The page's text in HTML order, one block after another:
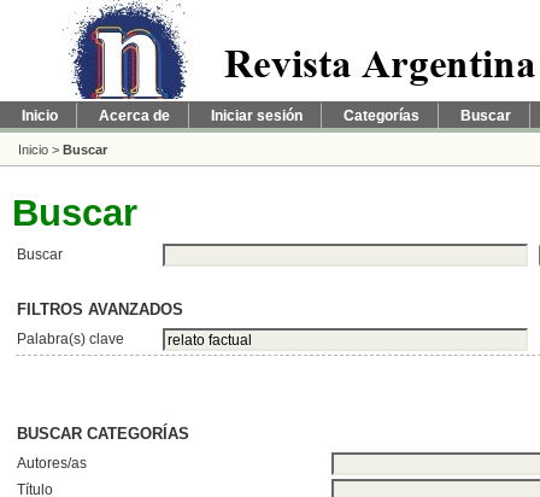
Inicio Acerca de Iniciar sesión Categorías Buscar
Inicio > Buscar
Buscar
Buscar
FILTROS AVANZADOS
Palabra(s) clave
BUSCAR CATEGORÍAS
Autores/as
Título